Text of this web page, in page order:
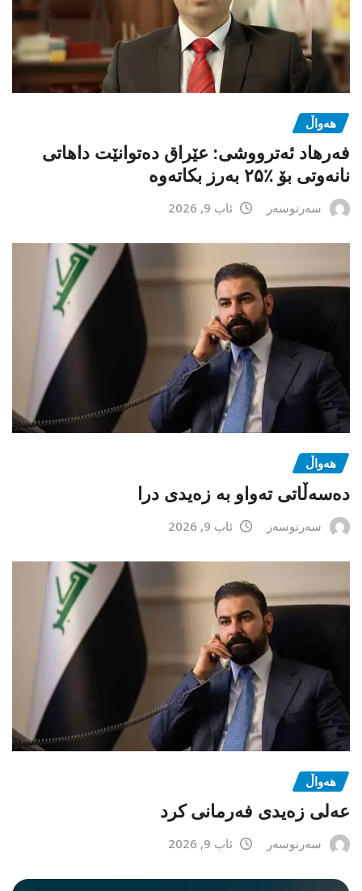
هەواڵ
فەرهاد ئەترووشی: عێراق دەتوانێت داهاتی
نانەوتی بۆ ٪۲۵ بەرز بکاتەوە
سەرنوسەر ئاب 9, 2026
هەواڵ
دەسەڵاتی تەواو بە زەیدی درا
سەرنوسەر ئاب 9, 2026
هەواڵ
عەلی زەیدی فەرمانی کرد
سەرنوسەر ئاب 9, 2026